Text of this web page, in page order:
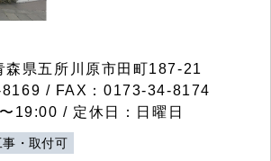
県五所川原市田町187-21
/ FAX：0173-34-8174
19:00 / 定休日：日曜日
事・取付可